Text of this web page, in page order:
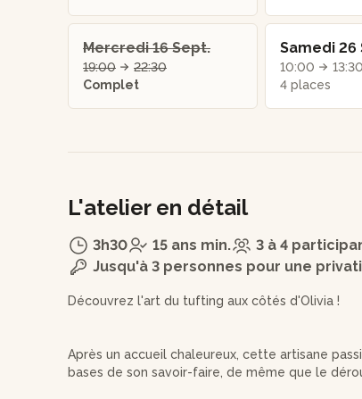
Mercredi 16 Sept.
19:00
22:30
Complet
Samedi 26
10:00
13:30
4 places
L'atelier en détail
3h30 15 ans min.
3 à 4
Jusqu'à 3 personnes pour une
Découvrez l'art du tufting aux côtés d'Olivia !
Après un accueil chaleureux, cette artisane
bases de son savoir-faire, de même que le